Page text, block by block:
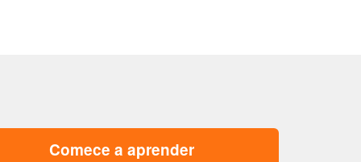
Comece a aprender